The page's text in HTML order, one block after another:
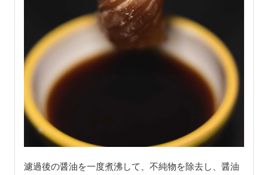
濾過後の醤油を一度煮沸して、不純物を除去し、醤油